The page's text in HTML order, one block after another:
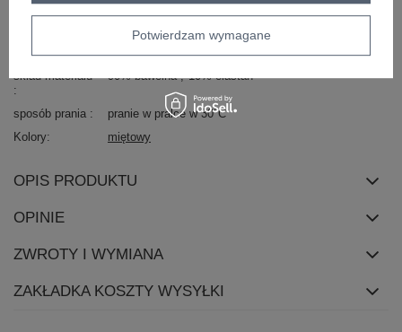
zapięcie
brak
dodatkowe
naszywki
skład materiału 90% bawełna 10% elastan
sposób prania
pranie w pralce w 30°C
Kolory
miętowy
OPIS PRODUKTU
OPINIE
ZWROTY I WYMIANA
ZAKŁADKA KOSZTY WYSYŁKI
Potwierdzam wymagane